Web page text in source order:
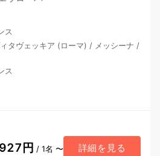
ス
タヴェッキア (ローマ) / メッシーナ /
ス
円 / 1名 〜 詳細を見る